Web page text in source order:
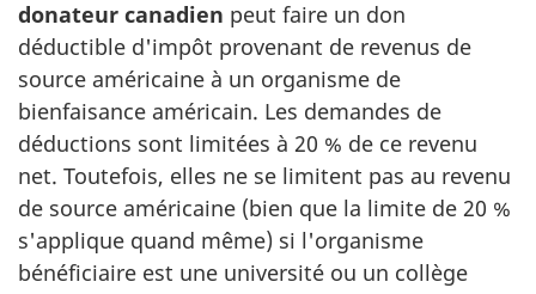
donateur canadien peut faire un don
déductible d'impôt provenant de revenus de
source américaine à un organisme de
bienfaisance américain. Les demandes de
déductions sont limitées à 20 % de ce revenu
net. Toutefois, elles ne se limitent pas au revenu
de source américaine (bien que la limite de 20 %
s'applique quand même) si l'organisme
bénéficiaire est une université ou un collège